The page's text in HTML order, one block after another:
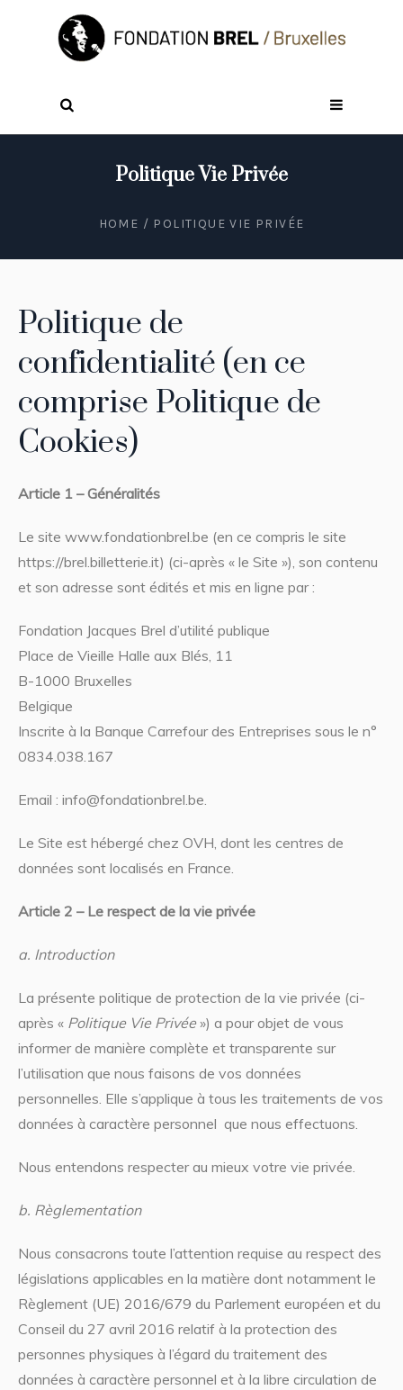
Politique Vie Privée
HOME / POLITIQUE VIE PRIVÉE
Politique de
confidentialité (en ce
comprise Politique de
Cookies)
Article 1 – Généralités
Le site www.fondationbrel.be (en ce compris le site
https://brel.billetterie.it) (ci-après « le Site »), son contenu
et son adresse sont édités et mis en ligne par :
Fondation Jacques Brel d’utilité publique
Place de Vieille Halle aux Blés, 11
B-1000 Bruxelles
Belgique
Inscrite à la Banque Carrefour des Entreprises sous le n°
0834.038.167
Email : info@fondationbrel.be.
Le Site est hébergé chez OVH, dont les centres de
données sont localisés en France.
Article 2 – Le respect de la vie privée
a. Introduction
La présente politique de protection de la vie privée (ci-
après « Politique Vie Privée») a pour objet de vous
informer de manière complète et transparente sur
l’utilisation que nous faisons de vos données
personnelles. Elle s’applique à tous les traitements de vos
données à caractère personnel que nous effectuons.
Nous entendons respecter au mieux votre vie privée.
b. Règlementation
Nous consacrons toute l’attention requise au respect des
législations applicables en la matière dont notamment le
Règlement (UE) 2016/679 du Parlement européen et du
Conseil du 27 avril 2016 relatif à la protection des
personnes physiques à l’égard du traitement des
données à caractère personnel et à la libre circulation de